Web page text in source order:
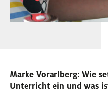
Marke Vorarlberg: Wie
Unterricht ein und was